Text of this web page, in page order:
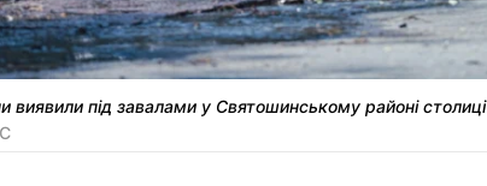
виявили під завалами у Святошинському районі столиці